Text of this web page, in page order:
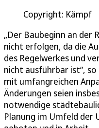
Copyright: Kämpf
„Der Baubeginn an der
nicht erfolgen, da die
des Regelwerkes und
nicht ausführbar ist“,
mit umfangreichen
Änderungen seien
notwendige
Planung im Umfeld